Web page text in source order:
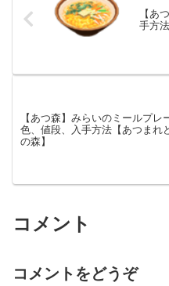
【あ
手方
【あつ森】みらいのミールプレ
色、値段、入手方法【あつまれ
の森】
コメント
コメントをどうぞ